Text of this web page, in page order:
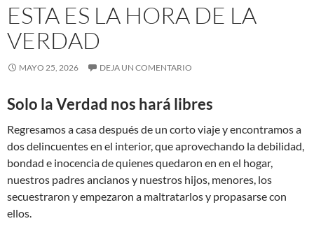
ESTA ES LA HORA DE LA
VERDAD
MAYO 25, 2026 DEJA UN COMENTARIO
Solo la Verdad nos hará libres
Regresamos a casa después de un corto viaje y encontramos a
dos delincuentes en el interior, que aprovechando la debilidad,
bondad e inocencia de quienes quedaron en en el hogar,
nuestros padres ancianos y nuestros hijos, menores, los
secuestraron y empezaron a maltratarlos y propasarse con
ellos.